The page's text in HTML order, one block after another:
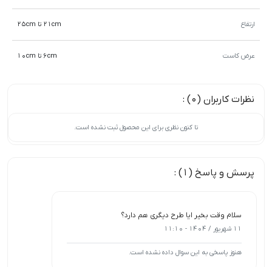
ارتفاع 21cm تا 25cm
عرض کاست 6cm تا 10cm
نظرات کاربران (0) :
تا کنون نظری برای این محصول ثبت نشده است.
پرسش و پاسخ (1) :
سلام وقت بخیر ایا طرح دیگری هم دارد؟
11 شهریور / 1404 - 11:10
هنوز پاسخی به این سوال داده نشده است.